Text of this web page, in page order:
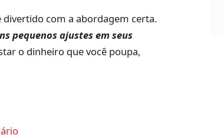
com a abordagem certa.
pequenos ajustes em seus
o dinheiro que você poupa,